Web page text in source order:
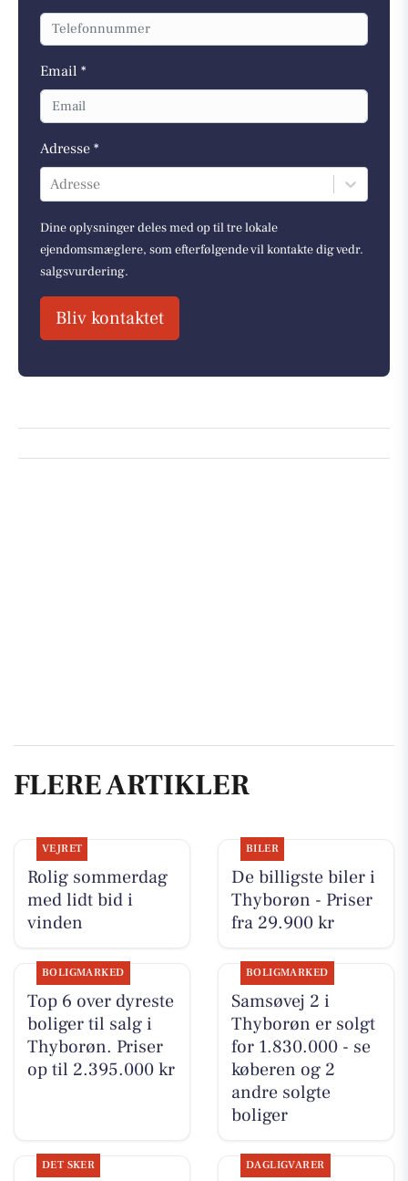
Email *
Adresse *
Adresse
Dine oplysninger deles med op til tre lokale
ejendomsmæglere, som efterfølgende vil kontakte dig vedr.
salgsvurdering.
Bliv kontaktet
FLERE ARTIKLER
VEJRET
Rolig sommerdag
med lidt bid i
vinden
BILER
De billigste biler i
Thyborøn - Priser
fra 29.900 kr
BOLIGMARKED
Top 6 over dyreste
boliger til salg i
Thyborøn. Priser
op til 2.395.000 kr
BOLIGMARKED
Samsøvej 2 i
Thyborøn er solgt
for 1.830.000 - se
køberen og 2
andre solgte
boliger
DET SKER DAGLIGVARER